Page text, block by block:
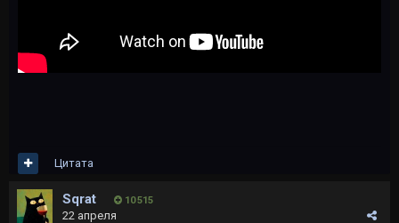
Цитата
Sqrat 10 515
22 апреля